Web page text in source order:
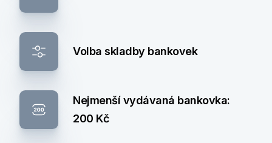
Volba skladby bankovek
Nejmenší vydávaná bankovka:
200 Kč